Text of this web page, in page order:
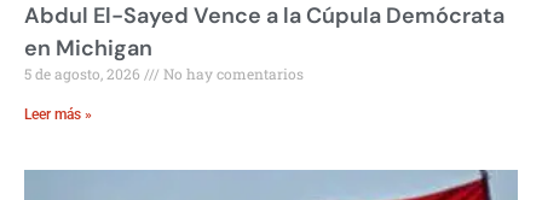
Abdul El-Sayed Vence a la Cúpula Demócrata
en Michigan
5 de agosto, 2026 No hay comentarios
Leer más »